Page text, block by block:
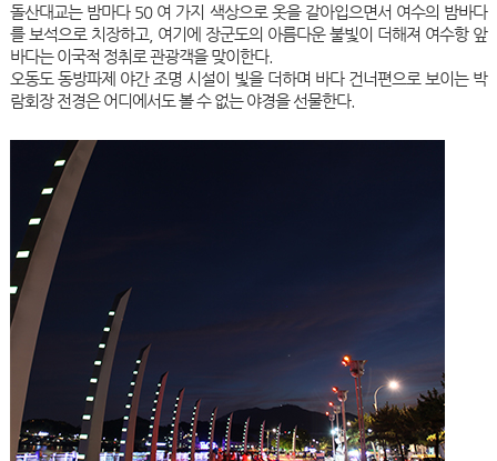
돌산대교는 밤마다 50 여 가지 색상으로 옷을 갈아입으면서 여수의 밤바다
를 보석으로 치장하고, 여기에 장군도의 아름다운 불빛이 더해져 여수항 앞
바다는 이국적 정취로 관광객을 맞이한다.
오동도 동방파제 야간 조명 시설이 빛을 더하며 바다 건너편으로 보이는 박
람회장 전경은 어디에서도 볼 수 없는 야경을 선물한다.